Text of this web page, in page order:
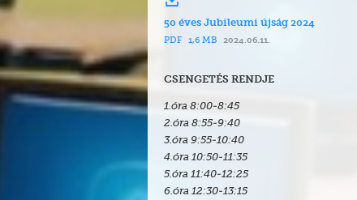
50 éves Jubileumi újság 2024
PDF
1,6 MB 2024.06.11.
CSENGETÉS RENDJE
1.óra 8:00-8:45
2.óra 8:55-9:40
3.óra 9:55-10:40
4.óra 10:50-11:35
5.óra 11:40-12:25
6.óra 12:30-13:15